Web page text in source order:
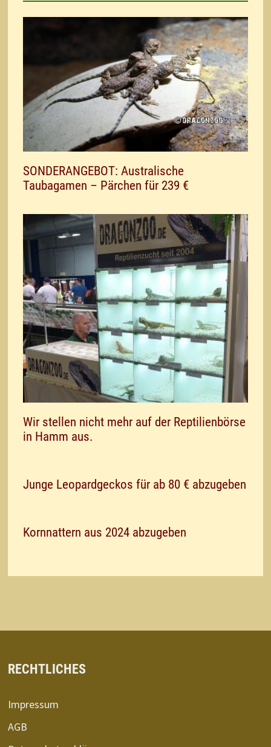
SONDERANGEBOT: Australische
Taubagamen – Pärchen für 239 €
Wir stellen nicht mehr auf der Reptilienbörse
in Hamm aus.
Junge Leopardgeckos für ab 80 € abzugeben
Kornnattern aus 2024 abzugeben
RECHTLICHES
Impressum
AGB